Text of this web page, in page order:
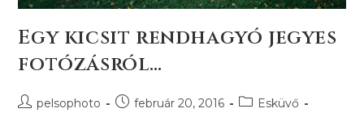
Egy kicsit rendhagyó jegyes
fotózásról…
pelsophoto február 20, 2016
Esküvő